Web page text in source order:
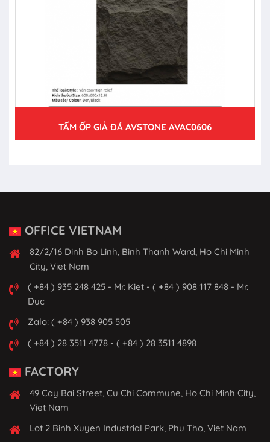
TẤM ỐP GIẢ ĐÁ AVSTONE AVAC0606
OFFICE VIETNAM
82/2/16 Dinh Bo Linh, Binh Thanh Ward, Ho Chi Minh
City, Viet Nam
( +84 ) 935 248 425 - Mr. Kiet - ( +84 ) 908 117 848 - Mr.
Duc
Zalo: ( +84 ) 938 905 505
( +84 ) 28 3511 4778 - ( +84 ) 28 3511 4898
FACTORY
49 Cay Bai Street, Cu Chi Commune, Ho Chi Minh City,
Viet Nam
Lot 2 Binh Xuyen Industrial Park, Phu Tho, Viet Nam